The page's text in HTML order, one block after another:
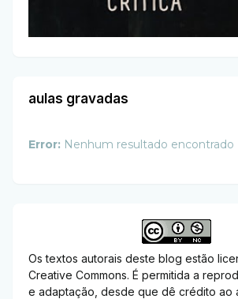
aulas gravadas
Error: Nenhum resultado encontrado
Os textos autorais deste blog estão
Creative Commons. É permitida a
e adaptação, desde que dê crédito ao